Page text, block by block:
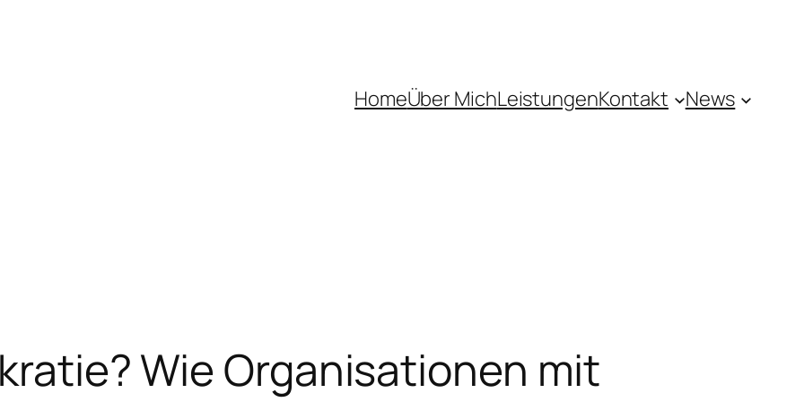
HomeÜber MichLeistungenKontakt News
Wie Organisationen mit